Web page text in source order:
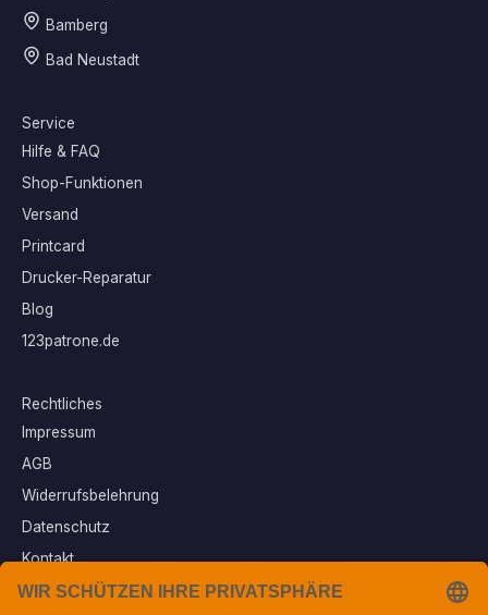
Bamberg
Bad Neustadt
Service
Hilfe & FAQ
Shop-Funktionen
Versand
Printcard
Drucker-Reparatur
Blog
123patrone.de
Rechtliches
Impressum
AGB
Widerrufsbelehrung
Datenschutz
Kontakt
Vertrag widerrufen